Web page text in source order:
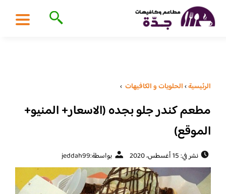
الرئيسية›الحلويات و الكافيهات ‎ ›
مطعم كندر جلو بجده (الاسعار+ المنيو+
الموقع)
نشر في: 15 أغسطس، 2020 بواسطة:jeddah99